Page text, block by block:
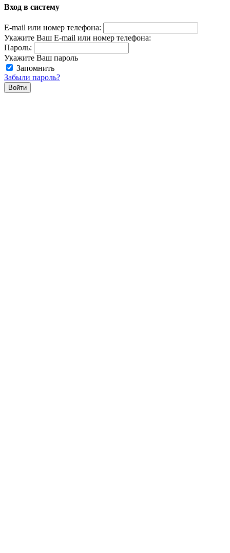
Вход в систему
E-mail или номер телефона:
Укажите Ваш E-mail или номер телефона:
Пароль:
Укажите Ваш пароль
Запомнить
Забыли пароль?